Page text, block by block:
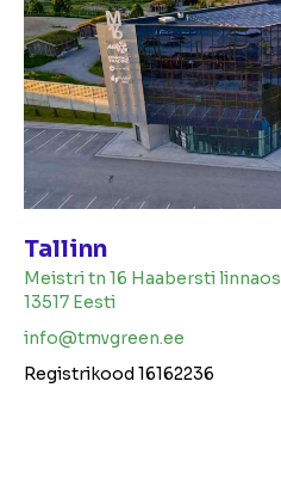
Tallinn
Meistri tn 16 Haabersti
13517 Eesti
info@tmvgreen.ee
Registrikood 16162236